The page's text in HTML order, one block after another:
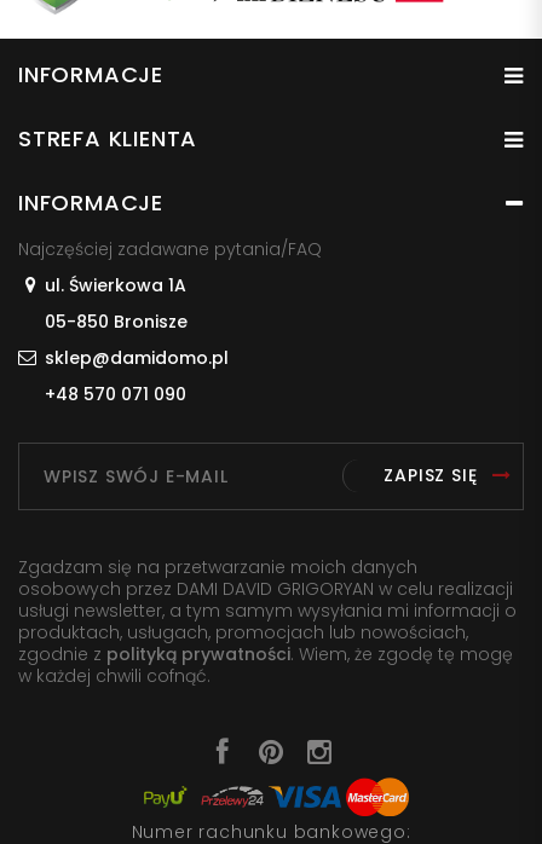
INFORMACJE
STREFA KLIENTA
INFORMACJE
Najczęściej zadawane pytania/FAQ
ul. Świerkowa 1A
05-850 Bronisze
sklep@damidomo.pl
+48 570 071 090
ZAPISZ SIĘ
Zgadzam się na przetwarzanie moich danych
osobowych przez DAMI DAVID GRIGORYAN w celu realizacji
usługi newsletter, a tym samym wysyłania mi informacji o
produktach, usługach, promocjach lub nowościach,
zgodnie z polityką prywatności. Wiem, że zgodę tę mogę
w każdej chwili cofnąć.
Numer rachunku bankowego: